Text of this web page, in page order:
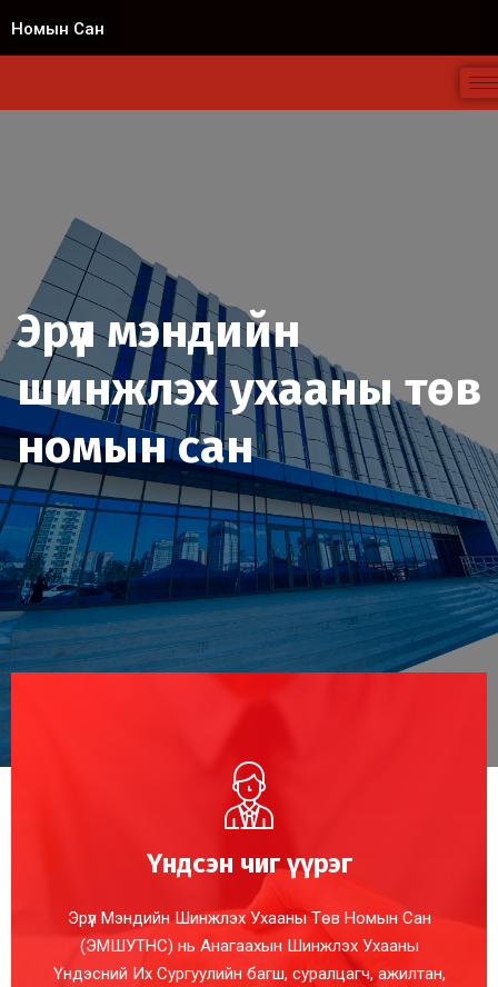
Номын Сан
Эрүүл мэндийн
шинжлэх ухааны төв
номын сан
Үндсэн чиг үүрэг
Эрүүл Мэндийн Шинжлэх Ухааны Төв Номын Сан
(ЭМШУТНС) нь Анагаахын Шинжлэх Ухааны
Үндэсний Их Сургуулийн багш, суралцагч, ажилтан,